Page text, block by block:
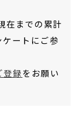
在までの累計
ートにご参
登録をお願い